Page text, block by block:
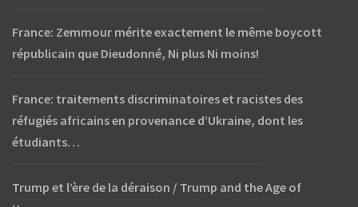
France: Zemmour mérite exactement le même boycott
républicain que Dieudonné, Ni plus Ni moins!
France: traitements discriminatoires et racistes des
réfugiés africains en provenance d’Ukraine, dont les
étudiants…
Trump et l’ère de la déraison / Trump and the Age of